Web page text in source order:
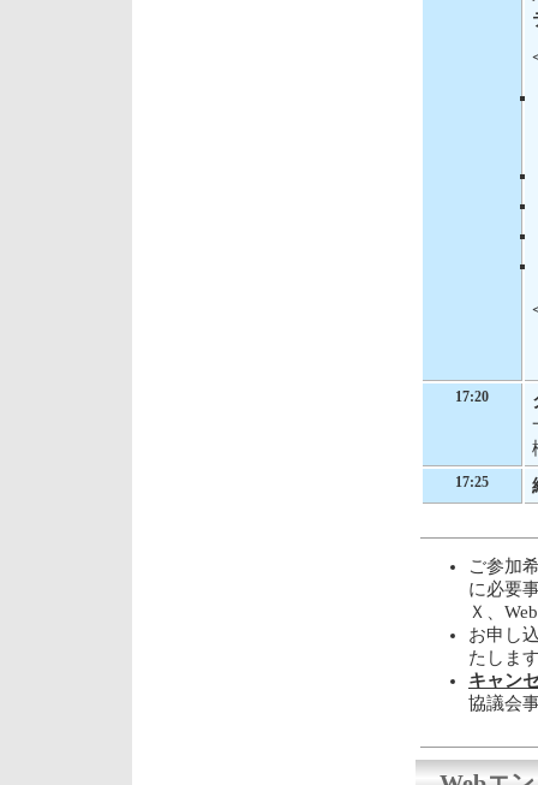
17:20
17:25
ご参加
に必要
Ｘ、
お申し
たしま
キャン
協議会